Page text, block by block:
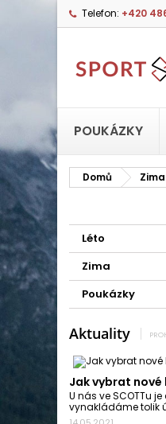
Telefon: +420
POUKÁZKY
Domů Zima
Léto
Zima
Poukázky
Aktuality
Jak vybrat nové
U nás ve SCOTTu
vynakládáme tolik